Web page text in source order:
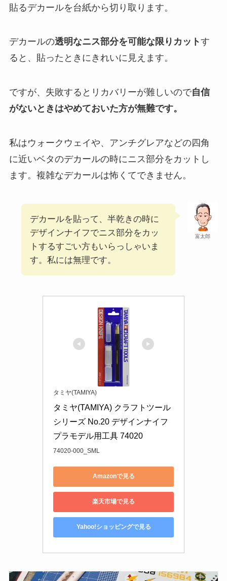
貼るデカールを台紙から切り取ります。
デカールの透明なニス部分を可能な限りカットす
ると、貼ったときにきれいに見えます。
ですが、失敗するとリカバリーが難しいので自信
がないときはやめておいた方が無難です。
私はウォークウェイや、アンチグレアなどの四角
に近いベタのデカールの時にニス部分をカットし
ます。複雑なデカールは怖くてできません。
富太郎
デカールを貼って、半乾きの時に
デザインナイフでニス部分をカッ
トするすごい方もいらっしゃいま
す。私には無理です。
タミヤ(TAMIYA)
タミヤ(TAMIYA) クラフトツール
シリーズ No.20 デザインナイフ
プラモデル用工具 74020
74020-000_SML
Amazonで見る
楽天市場で見る
Yahoo!ショッピングで見る